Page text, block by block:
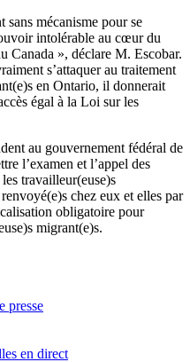
sans mécanisme pour se
intolérable au cœur du
Canada », déclare M. Escobar.
s’attaquer au traitement
en Ontario, il donnerait
égal à la Loi sur les
au gouvernement fédéral de
l’examen et l’appel des
travailleur(euse)s
chez eux et elles par
obligatoire pour
migrant(e)s.
presse
en direct